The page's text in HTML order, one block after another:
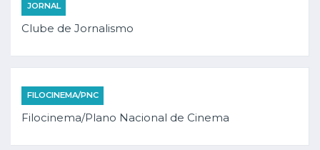
JORNAL
Clube de Jornalismo
FILOCINEMA/PNC
Filocinema/Plano Nacional de Cinema